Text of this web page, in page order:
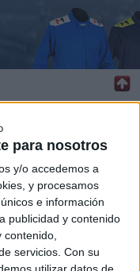
para nosotros
y/o accedemos a
y procesamos
e información
publicidad y contenido
servicios. Con su
utilizar datos de